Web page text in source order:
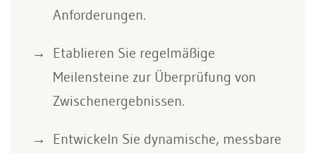
Anforderungen.
Etablieren Sie regelmäßige
Meilensteine zur Überprüfung von
Zwischenergebnissen.
Entwickeln Sie dynamische, messbare